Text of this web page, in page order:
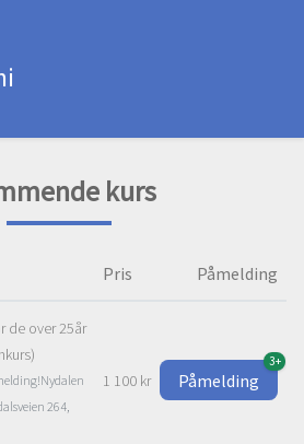
kurs
Pris Påmelding
de over 25år
264,
1 100 kr Påmelding
3+